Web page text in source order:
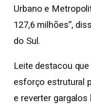
Urbano e
127,6 milhões”,
do Sul.
Leite destacou
esforço estrutural
e reverter